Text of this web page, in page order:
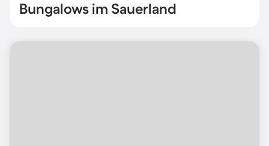
Bungalows im Sauerland